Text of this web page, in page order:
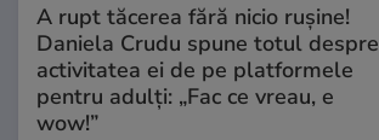
A rupt tăcerea fără nicio rușine!
Daniela Crudu spune totul despre
activitatea ei de pe platformele
pentru adulți: „Fac ce vreau, e
wow!”